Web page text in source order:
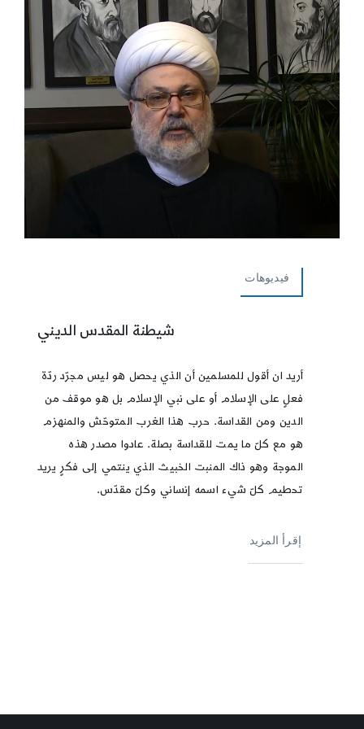
فيديوهات
شيطنة المقدس الديني
أريد ان أقول للمسلمين أن الذي يحصل هو ليس مجرّد ردّة
فعلٍ على الإسلام أو على نبي الإسلام بل هو موقف من
الدين ومن القداسة. حرب هذا الغرب المتوحّش والمنهزم
هو مع كلّ ما يمت للقداسة بصلة. عادوا مصدر هذه
الموجة وهو ذاك المنبت الخبيث الذي ينتمي إلى فكرٍ يريد
تحطيم كلّ شيء اسمه إنساني وكلّ مقدّس.
إقرأ المزيد